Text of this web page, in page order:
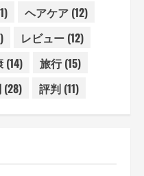
ヘアケア(12)
レビュー(12)
(14) 旅行(15)
(28) 評判(11)